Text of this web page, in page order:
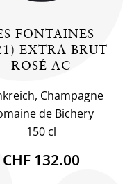
FONTAINES
EXTRA BRUT
ROSÉ AC
Champagne
de Bichery
150 cl
CHF 132.00